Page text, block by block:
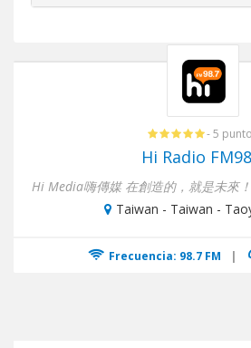
- 5
Hi Radio
Taiwan - Taiwan -
Frecuencia: 98.7 FM |